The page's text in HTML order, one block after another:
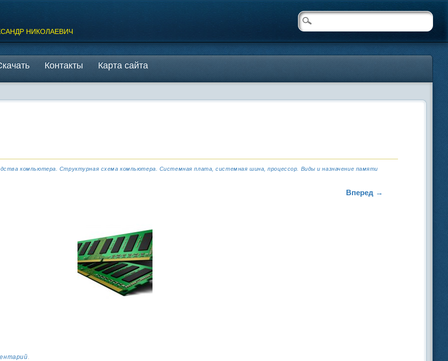
НИКОЛАЕВИЧ
Контакты Карта сайта
компьютера. Структурная схема компьютера. Системная плата, системная шина, процессор. Виды и назначение памяти
Вперед →
.